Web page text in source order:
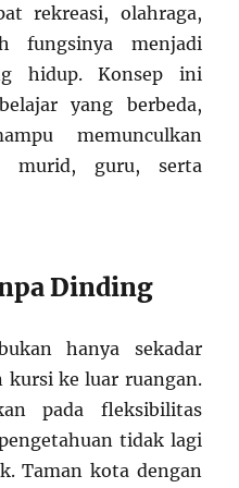
rekreasi, olahraga,
fungsinya menjadi
hidup. Konsep ini
yang berbeda,
memunculkan
murid, guru, serta
Dinding
hanya sekadar
kursi ke luar ruangan.
pada fleksibilitas
tidak lagi
Taman kota dengan